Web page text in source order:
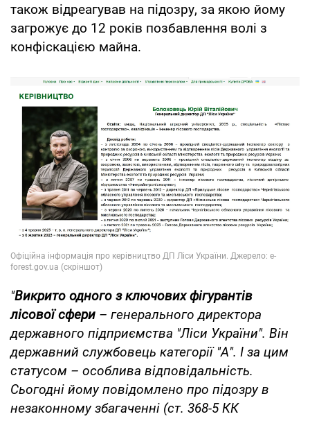
також відреагував на підозру, за якою йому
загрожує до 12 років позбавлення волі з
конфіскацією майна.
"Викрито одного з ключових фігурантів
лісової сфери – генерального директора
державного підприємства "Ліси України". Він
державний службовець категорії "А". І за цим
статусом – особлива відповідальність.
Сьогодні йому повідомлено про підозру в
незаконному збагаченні (ст. 368-5 КК